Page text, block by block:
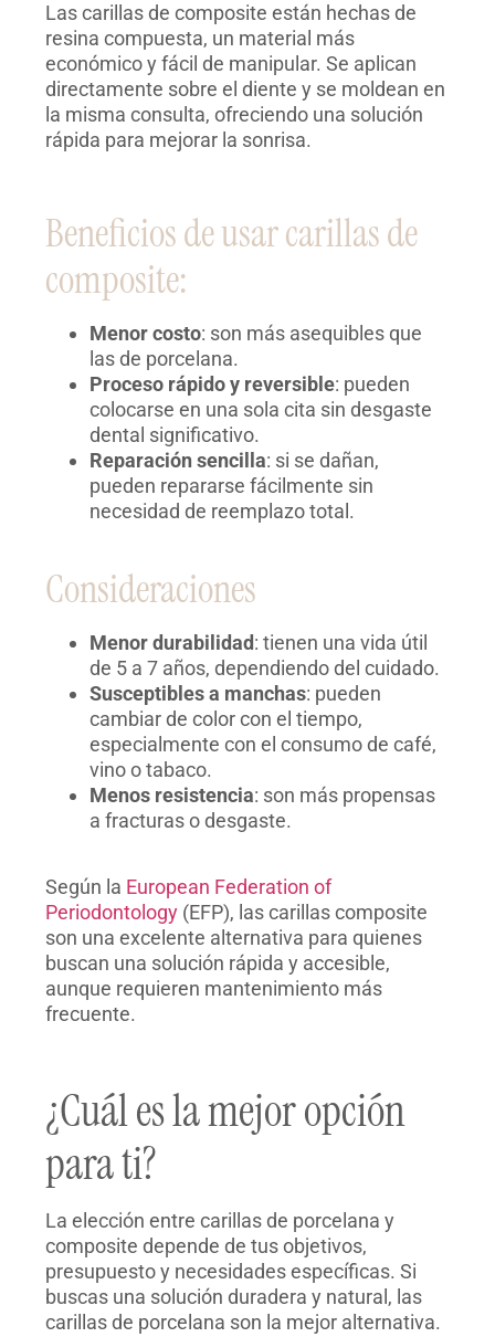
Las carillas de composite están hechas de
resina compuesta, un material más
económico y fácil de manipular. Se aplican
directamente sobre el diente y se moldean en
la misma consulta, ofreciendo una solución
rápida para mejorar la sonrisa.
Beneficios de usar carillas de
composite:
Menor costo: son más asequibles que
las de porcelana.
Proceso rápido y reversible: pueden
colocarse en una sola cita sin desgaste
dental significativo.
Reparación sencilla: si se dañan,
pueden repararse fácilmente sin
necesidad de reemplazo total.
Consideraciones
Menor durabilidad: tienen una vida útil
de 5 a 7 años, dependiendo del cuidado.
Susceptibles a manchas: pueden
cambiar de color con el tiempo,
especialmente con el consumo de café,
vino o tabaco.
Menos resistencia: son más propensas
a fracturas o desgaste.
Según la European Federation of
Periodontology (EFP), las carillas composite
son una excelente alternativa para quienes
buscan una solución rápida y accesible,
aunque requieren mantenimiento más
frecuente.
¿Cuál es la mejor opción
para ti?
La elección entre carillas de porcelana y
composite depende de tus objetivos,
presupuesto y necesidades específicas. Si
buscas una solución duradera y natural, las
carillas de porcelana son la mejor alternativa.